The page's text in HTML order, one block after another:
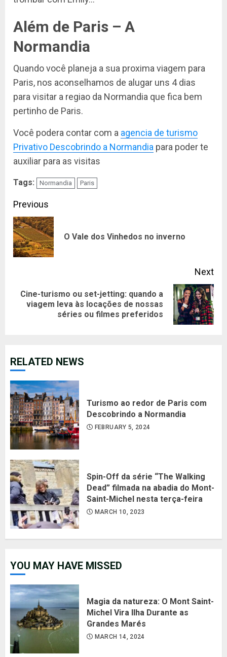
Além de Paris – A
Normandia
Quando você planeja a sua proxima viagem para
Paris, nos aconselhamos de alugar uns 4 dias
para visitar a regiao da Normandia que fica bem
pertinho de Paris.
Você podera contar com a agencia de turismo
Privativo Descobrindo a Normandia para poder te
auxiliar para as visitas
Tags: Normandia Paris
Continue
Reading
Previous
O Vale dos Vinhedos no inverno
Next
Next
Cine-turismo ou set-jetting: quando a
viagem leva às locações de nossas
séries ou filmes preferidos
RELATED NEWS
Turismo ao redor de Paris com
Descobrindo a Normandia
FEBRUARY 5, 2024
Spin-Off da série “The Walking
Dead” filmada na abadia do Mont-
Saint-Michel nesta terça-feira
MARCH 10, 2023
YOU MAY HAVE MISSED
Magia da natureza: O Mont Saint-
Michel Vira Ilha Durante as
Grandes Marés
MARCH 14, 2024